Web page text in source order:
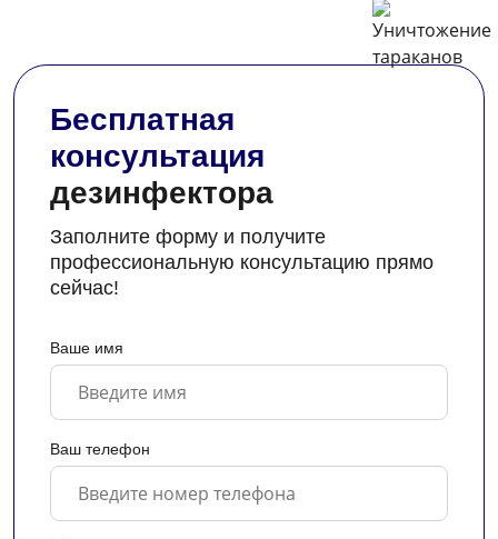
Бесплатная
консультация
дезинфектора
Заполните форму и получите
профессиональную консультацию прямо
сейчас!
Ваше имя
Ваш телефон